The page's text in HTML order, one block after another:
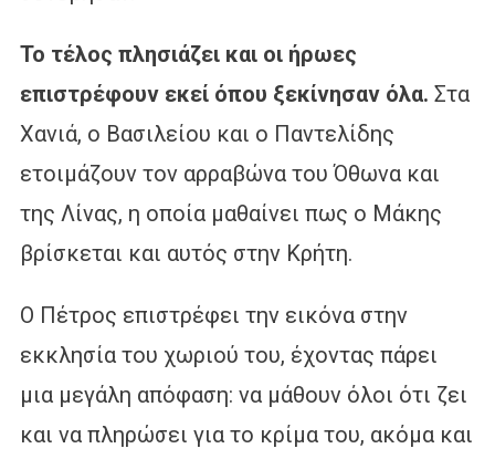
Το τέλος πλησιάζει και οι ήρωες
επιστρέφουν εκεί όπου ξεκίνησαν όλα. Στα
Χανιά, ο Βασιλείου και ο Παντελίδης
ετοιμάζουν τον αρραβώνα του Όθωνα και
της Λίνας, η οποία μαθαίνει πως ο Μάκης
βρίσκεται και αυτός στην Κρήτη.
Ο Πέτρος επιστρέφει την εικόνα στην
εκκλησία του χωριού του, έχοντας πάρει
μια μεγάλη απόφαση: να μάθουν όλοι ότι ζει
και να πληρώσει για το κρίμα του, ακόμα και